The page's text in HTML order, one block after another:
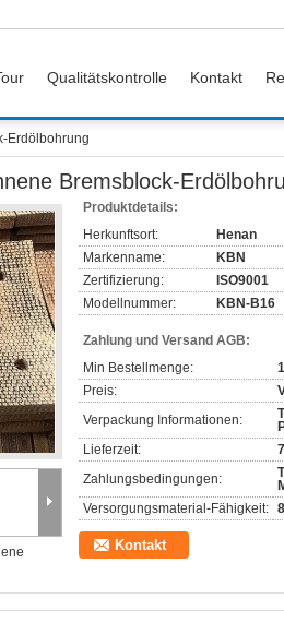
Qualitätskontrolle Kontakt
Erdölbohrung
Bremsblock-
Produktdetails:
Herkunftsort:
Henan
Markenname:
KBN
Zertifizierung:
ISO9001
Modellnummer:
KBN-B16
Zahlung und Versand AGB:
Min Bestellmenge:
Preis:
Verpackung Informationen:
Lieferzeit:
Zahlungsbedingungen:
Versorgungsmaterial-Fähigkeit:
Kontakt